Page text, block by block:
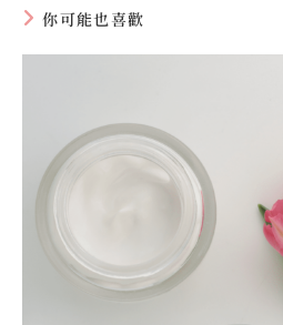
你可能也喜歡